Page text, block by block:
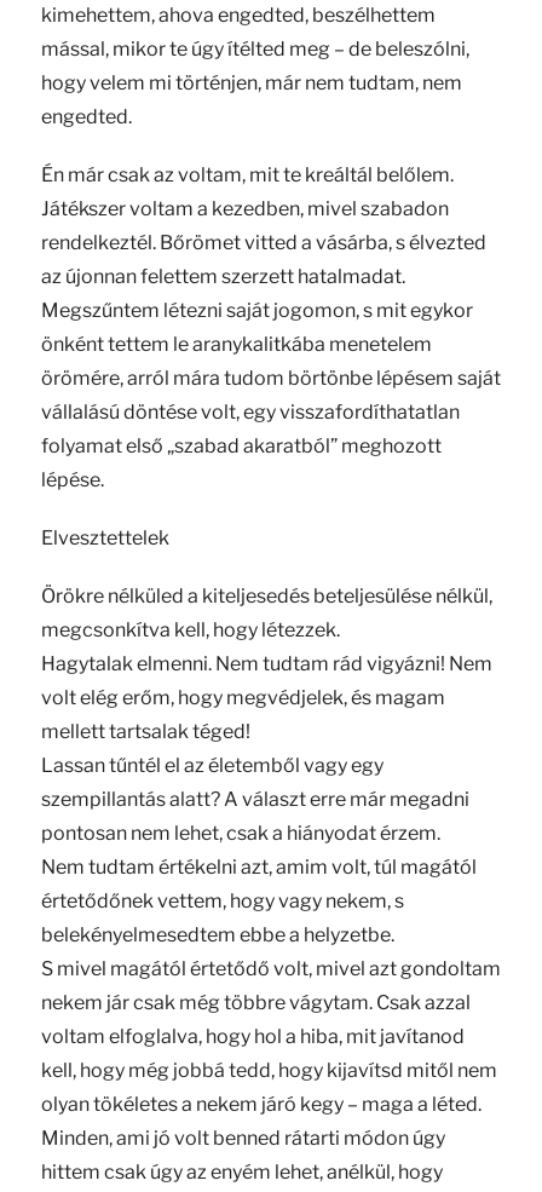
kimehettem, ahova engedted, beszélhettem
mással, mikor te úgy ítélted meg – de beleszólni,
hogy velem mi történjen, már nem tudtam, nem
engedted.
Én már csak az voltam, mit te kreáltál belőlem.
Játékszer voltam a kezedben, mivel szabadon
rendelkeztél. Bőrömet vitted a vásárba, s élvezted
az újonnan felettem szerzett hatalmadat.
Megszűntem létezni saját jogomon, s mit egykor
önként tettem le aranykalitkába menetelem
örömére, arról mára tudom börtönbe lépésem saját
vállalású döntése volt, egy visszafordíthatatlan
folyamat első „szabad akaratból” meghozott
lépése.
Elvesztettelek
Örökre nélküled a kiteljesedés beteljesülése nélkül,
megcsonkítva kell, hogy létezzek.
Hagytalak elmenni. Nem tudtam rád vigyázni! Nem
volt elég erőm, hogy megvédjelek, és magam
mellett tartsalak téged!
Lassan tűntél el az életemből vagy egy
szempillantás alatt? A választ erre már megadni
pontosan nem lehet, csak a hiányodat érzem.
Nem tudtam értékelni azt, amim volt, túl magától
értetődőnek vettem, hogy vagy nekem, s
belekényelmesedtem ebbe a helyzetbe.
S mivel magától értetődő volt, mivel azt gondoltam
nekem jár csak még többre vágytam. Csak azzal
voltam elfoglalva, hogy hol a hiba, mit javítanod
kell, hogy még jobbá tedd, hogy kijavítsd mitől nem
olyan tökéletes a nekem járó kegy – maga a léted.
Minden, ami jó volt benned rátarti módon úgy
hittem csak úgy az enyém lehet, anélkül, hogy